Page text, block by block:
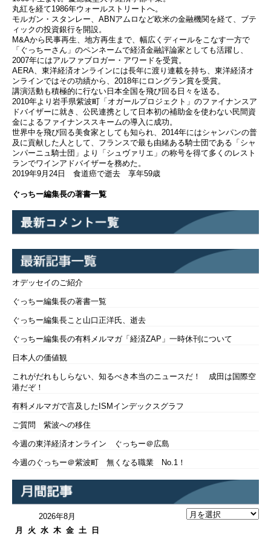
丸紅を経て1986年ウォールストリートへ。
モルガン・スタンレー、ABNアムロなど欧米の金融機関を経て、ブテ
ィックの投資銀行を開設。
M&Aから民事再生、地方再生まで、幅広くディールをこなす一方で
「ぐっちーさん」のペンネームで経済金融評論家としても活躍し、
2007年にはアルファブロガー・アワードを受賞。
AERA、東洋経済オンラインには長年に渡り連載を持ち、東洋経済オ
ンラインではその功績から、2018年にロングラン賞を受賞。
講演活動も積極的に行ない日本全国を飛び回る日々を送る。
2010年より岩手県紫波町「オガールプロジェクト」のファイナンスア
ドバイザーに就き、公民連携として日本初の補助金を使わない民間資
金によるファイナンススキームの導入に成功。
世界中を飛び回る美食家としても知られ、2014年にはシャンパンの普
及に貢献した人として、フランスで最も由緒ある騎士団である「シャ
ンパーニュ騎士団」より「シュヴァリエ」の称号を得て多くのレスト
ランでワインアドバイザーを務めた。
2019年9月24日 食道癌で逝去 享年59歳
ぐっちー編集長の著書一覧
オデッセイのご紹介
ぐっちー編集長の著書一覧
ぐっちー編集長こと山口正洋氏、逝去
ぐっちー編集長の有料メルマガ「経済ZAP」一時休刊について
日本人の価値観
これがだれもしらない、知るべき本当のニュースだ！ 成田は国際空
港だぞ！
有料メルマガで言及したISMインデックスグラフ
ご質問 紫波への移住
今週の東洋経済オンライン ぐっちー＠広島
今週のぐっちー＠紫波町 無くなる職業 No.1！
2026年8月
月
火 水 木 金 土 日